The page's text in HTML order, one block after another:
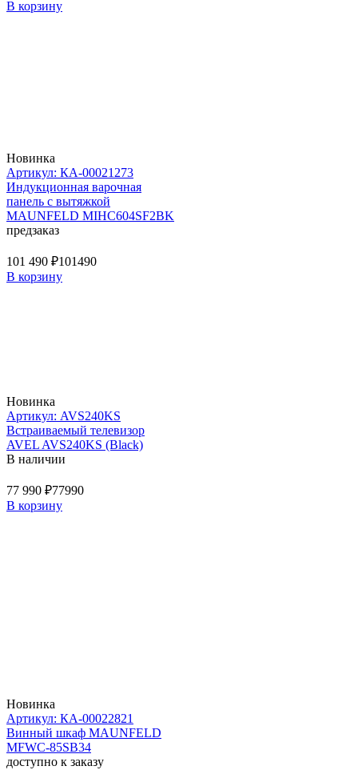
В корзину
Новинка
Артикул: КА-00021273
Индукционная варочная
панель с вытяжкой
MAUNFELD MIHC604SF2BK
предзаказ
101 490 ₽101490
В корзину
Новинка
Артикул: AVS240KS
Встраиваемый телевизор
AVEL AVS240KS (Black)
В наличии
77 990 ₽77990
В корзину
Новинка
Артикул: КА-00022821
Винный шкаф MAUNFELD
MFWC-85SB34
доступно к заказу